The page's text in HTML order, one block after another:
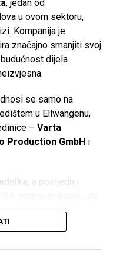
, jedan od
u ovom sektoru,
Kompanija je
značajno smanjiti svoj
dijela
se samo na
u Ellwangenu,
– Varta
Production GmbHi
, a posljednji
eura, ali i gubitak
fabrike